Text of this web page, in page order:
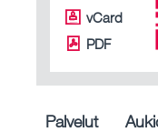
vCard
PDF
Palvelut